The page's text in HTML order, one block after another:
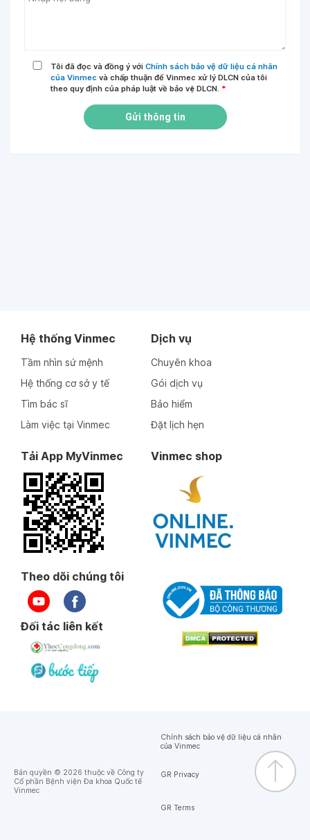
Tôi đã đọc và đồng ý với Chính sách bảo vệ dữ liệu cá nhân
của Vinmec và chấp thuận để Vinmec xử lý DLCN của tôi
theo quy định của pháp luật về bảo vệ DLCN. *
Gửi thông tin
Hệ thống Vinmec
Tầm nhìn sứ mệnh
Hệ thống cơ sở y tế
Tìm bác sĩ
Làm việc tại Vinmec
Dịch vụ
Chuyên khoa
Gói dịch vụ
Bảo hiểm
Đặt lịch hẹn
Tải App MyVinmec Vinmec shop
Theo dõi chúng tôi
Đối tác liên kết
Bản quyền © 2026 thuộc về Công ty
Cổ phần Bệnh viện Đa khoa Quốc tế
Vinmec
Chính sách bảo vệ dữ liệu cá nhân
của Vinmec
GR Privacy
GR Terms